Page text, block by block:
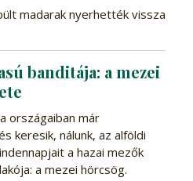
madarak nyerhették vissza
banditája: a mezei
országaiban már
keresik, nálunk, az alföldi
a hazai mezők
a mezei hörcsög.